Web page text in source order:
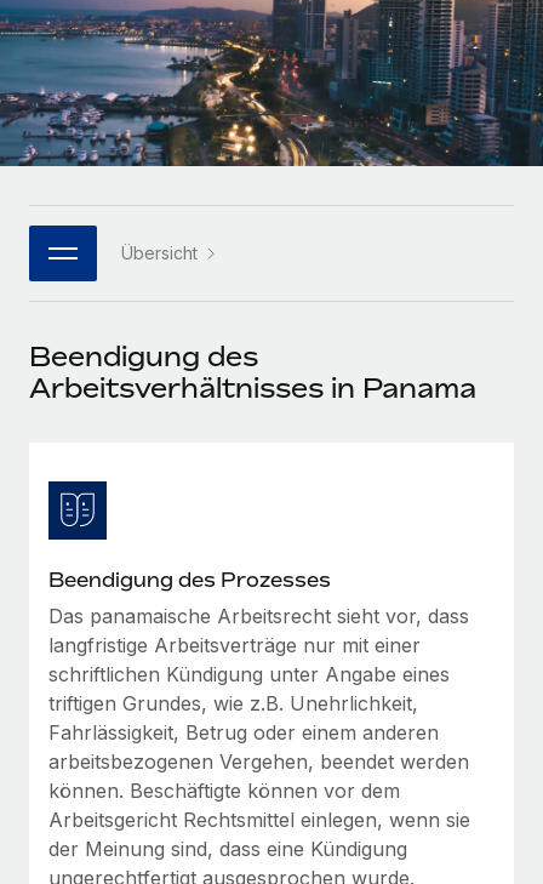
Remote Embedded
Nahtlose Integration der HR in bestehende Abläufe
Plattform
Integrierte HR-Kernfunktionen für dein Team
MCP
Integrationen
Tools
Frag unsere Expert:innen
Hilfe von Expert:innen für globale HR & Compliance
Einfacheres Bewerber:innen-Screening
Compliance Watchtower
Lückenlose Compliance
Geräteverwaltung
Globale Bereitstellung und Verfolgung von IT-
Geräten
Gründung von Niederlassungen
Schnelle, rechtssichere Gründung von
Mittelstand
Maßgeschneiderte HR-Lösungen, um Teams zu
vergrößern
Enterprise
Globale HR für Konzerne und Großunternehmen
PARTNER WERDEN
Flexible Einbettung von Global-HR-Funktionen in deine
Partner werden
Beratung zu Integrationen und KI-Automatisierung
So hat der KI-Vorreiter Weaviate sein Team mit
Remote um 120 % vergrößert
Weaviate auf einen Blick Weaviate entwickelt KI-basierte
Open-Source-Infrastrukturen. Das...
Mehr erfahren
Revolution des Enterprise Contractor
Managements – die Erfolgsgeschichte einer
LERNEN MIT REMOTE
Forschung und Leitfäden
Fallstudien
HR-Glossar
Bibliothek für Stellenbeschreibungen
Webinare
Events
Newsroom
Insights Center
Alle Ressourcen anzeigen
BLOG
Globale Payroll
EOR und PEO
Contractor Management
Español
Português (Portugal)
한국어 Übersicht
Beendigung des
Arbeitsverhältnisses in Panama
Beendigung des Prozesses
Das panamaische Arbeitsrecht sieht vor, dass
langfristige Arbeitsverträge nur mit einer
schriftlichen Kündigung unter Angabe eines
triftigen Grundes, wie z.B. Unehrlichkeit,
Fahrlässigkeit, Betrug oder einem anderen
arbeitsbezogenen Vergehen, beendet werden
können. Beschäftigte können vor dem
Arbeitsgericht Rechtsmittel einlegen, wenn sie
der Meinung sind, dass eine Kündigung
ungerechtfertigt ausgesprochen wurde.